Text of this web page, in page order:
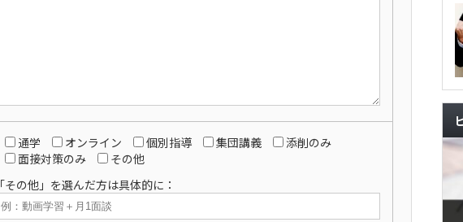
通学 オンライン 個別指導 集団講義
添削のみ
面接対策のみ
その他
「その他」を選んだ方は具体的に：